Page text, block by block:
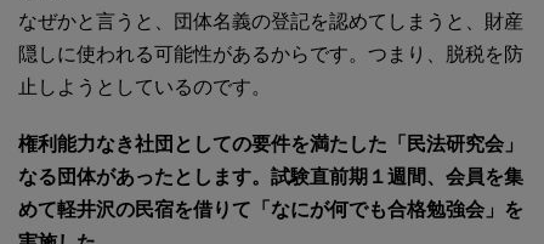
なぜかと言うと、団体名義の登記を認めてしまうと、財産
隠しに使われる可能性があるからです。つまり、脱税を防
止しようとしているのです。
権利能力なき社団としての要件を満たした「民法研究会」
なる団体があったとします。試験直前期１週間、会員を集
めて軽井沢の民宿を借りて「なにが何でも合格勉強会」を